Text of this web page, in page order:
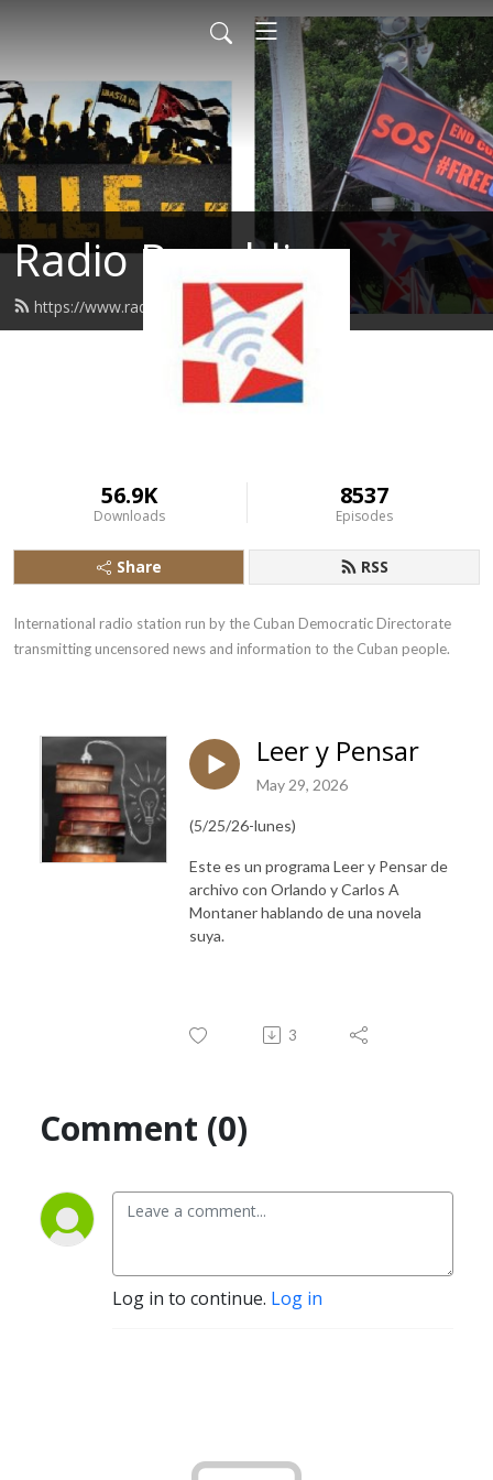
Radio Republica
https://www.radiorepublica.us/feed.xml
56.9K
Downloads
8537
Episodes
Share RSS
International radio station run by the Cuban Democratic Directorate
transmitting uncensored news and information to the Cuban people.
Leer y Pensar
May 29, 2026
(5/25/26-lunes)
Este es un programa Leer y Pensar de
archivo con Orlando y Carlos A
Montaner hablando de una novela
suya.
3
Comment (0)
Log in to continue. Log in